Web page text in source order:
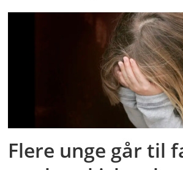
Flere unge går til